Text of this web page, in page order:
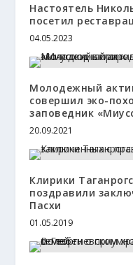
Настоятель
посетил
04.05.2023
Молодежный
совершил эко-
заповедник
20.09.2021
Клирики
поздравили
Пасхи
01.05.2019